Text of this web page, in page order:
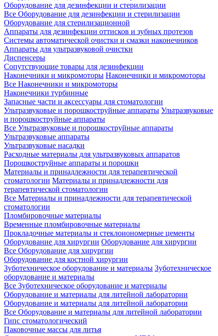
Оборудование для дезинфекции и стерилизации
Все Оборудование для дезинфекции и стерилизации
Оборудование для стерилизационной
Аппараты для дезинфекции оттисков и зубных протезов
Системы автоматической очистки и смазки наконечников
Аппараты для ультразвуковой очистки
Диспенсеры
Сопутствующие товары для дезинфекции
Наконечники и микромоторы Наконечники и микромоторы
Все Наконечники и микромоторы
Наконечники турбинные
Запасные части и аксессуары для стоматологии
Ультразвуковые и порошкоструйные аппараты Ультразвуковые
и порошкоструйные аппараты
Все Ультразвуковые и порошкоструйные аппараты
Ультразвуковые аппараты
Ультразвуковые насадки
Расходные материалы для ультразвуковых аппаратов
Порошкоструйные аппараты и порошки
Материалы и принадлежности для терапевтической
стоматологии Материалы и принадлежности для
терапевтической стоматологии
Все Материалы и принадлежности для терапевтической
стоматологии
Пломбировочные материалы
Временные пломбировочные материалы
Прокладочные материалы и стеклоиономерные цементы
Оборудование для хирургии Оборудование для хирургии
Все Оборудование для хирургии
Оборудование для костной хирургии
Зуботехническое оборудование и материалы Зуботехническое
оборудование и материалы
Все Зуботехническое оборудование и материалы
Оборудование и материалы для литейной лаборатории
Оборудование и материалы для литейной лаборатории
Все Оборудование и материалы для литейной лаборатории
Гипс стоматологический
Паковочные массы для литья